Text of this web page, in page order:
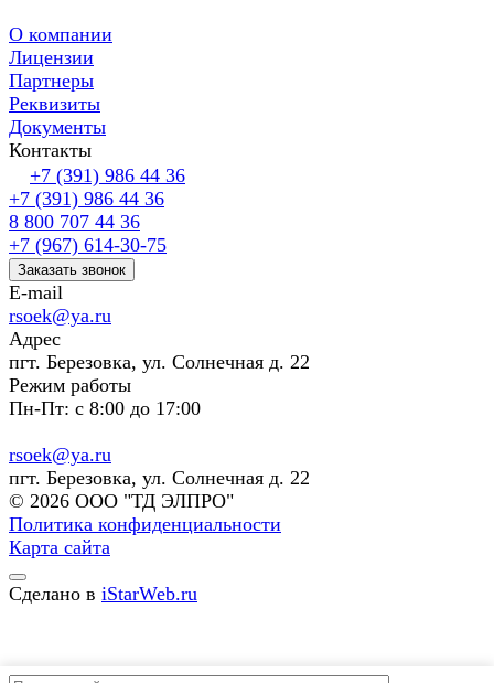
О компании
Лицензии
Партнеры
Реквизиты
Документы
Контакты
+7 (391) 986 44 36
+7 (391) 986 44 36
8 800 707 44 36
+7 (967) 614-30-75
Заказать звонок
E-mail
rsoek@ya.ru
Адрес
пгт. Березовка, ул. Солнечная д. 22
Режим работы
Пн-Пт: с 8:00 до 17:00
rsoek@ya.ru
пгт. Березовка, ул. Солнечная д. 22
© 2026 ООО "ТД ЭЛПРО"
Политика конфиденциальности
Карта сайта
Сделано в iStarWeb.ru